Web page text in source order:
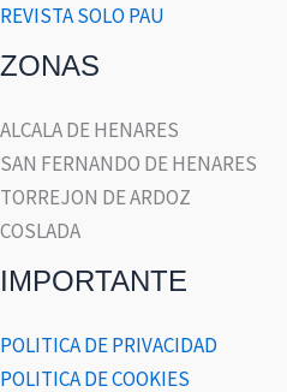
REVISTA SOLO PAU
ZONAS
ALCALA DE HENARES
SAN FERNANDO DE HENARES
TORREJON DE ARDOZ
COSLADA
IMPORTANTE
POLITICA DE PRIVACIDAD
POLITICA DE COOKIES